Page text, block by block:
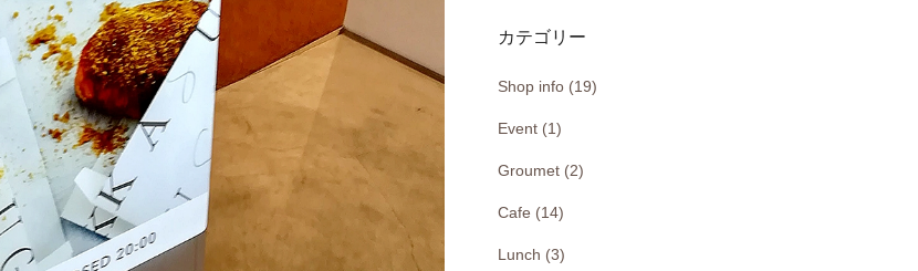
カテゴリー
Shop info (19)
Event (1)
Groumet (2)
Cafe (14)
Lunch (3)